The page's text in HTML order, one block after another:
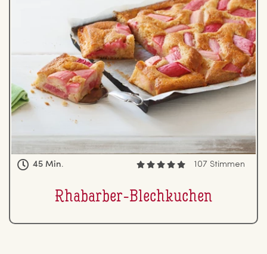
45 Min. 107 Stimmen
Rhabarber-Blech­ku­chen